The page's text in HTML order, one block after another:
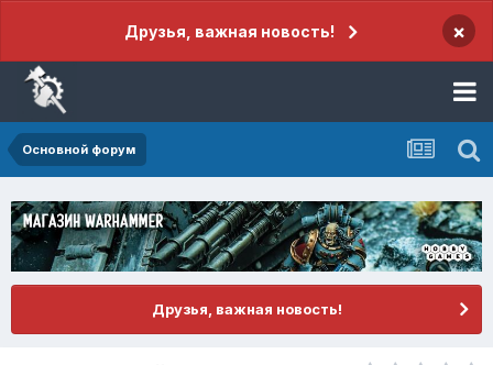
Друзья, важная новость! ×
Основной форум
Друзья, важная новость!